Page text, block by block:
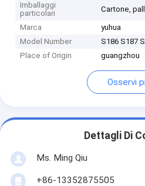
Imballaggi
particolari
Cartone,
Marca
yuhua
Model Number
S186 S187
Place of Origin
guangzhou
Osservi
Dettagli Di
Ms. Ming Qiu
+86-13352875505